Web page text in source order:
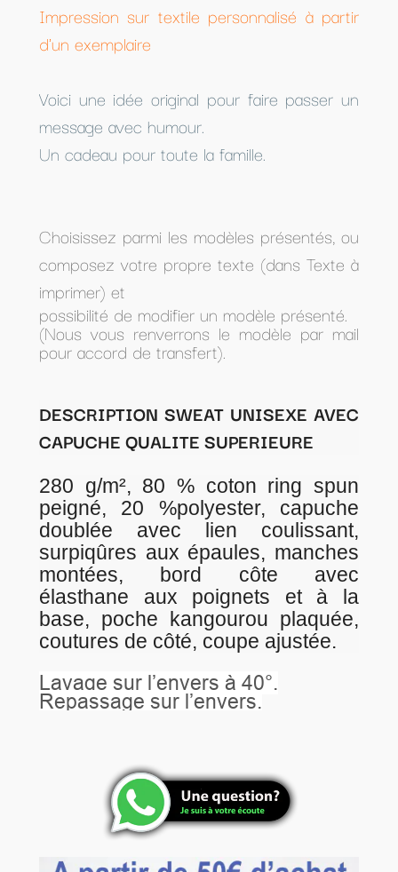
Impression sur textile personnalisé à partir
d'un exemplaire
Voici une idée original pour faire passer un
message avec humour.
Un cadeau pour toute la famille.
Choisissez parmi les modèles présentés, ou
composez votre propre texte (dans Texte à
imprimer) et
possibilité de modifier un modèle présenté.
(Nous vous renverrons le modèle par mail
pour accord de transfert).
DESCRIPTION SWEAT UNISEXE AVEC
CAPUCHE QUALITE SUPERIEURE
280 g/m², 80 % coton ring spun
peigné, 20 %polyester, capuche
doublée avec lien coulissant,
surpiqûres aux épaules, manches
montées, bord côte avec
élasthane aux poignets et à la
base, poche kangourou plaquée,
coutures de côté, coupe ajustée.
Lavage sur l’envers à 40°.
Repassage sur l’envers.